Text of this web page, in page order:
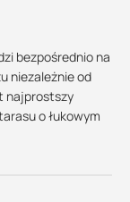
bezpośrednio na
niezależnie od
najprostszy
o łukowym